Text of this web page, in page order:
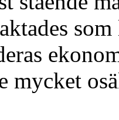
mycket